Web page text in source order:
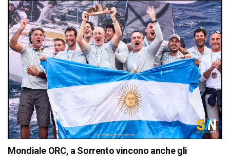
Mondiale ORC, a Sorrento vincono anche gli